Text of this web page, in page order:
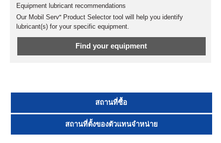
Equipment lubricant recommendations
Our Mobil Serv℠ Product Selector tool will help you identify
lubricant(s) for your specific equipment.
Find your equipment
สถานที่ซื้อ
สถานที่ตั้งของตัวแทนจำหน่าย